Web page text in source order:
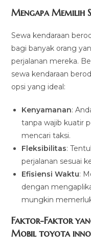
Mengapa Memilih
Sewa kendaraan
bagi banyak orang
perjalanan mereka.
sewa kendaraan
opsi yang ideal:
Kenyamanan:
tanpa wajib kuatir
mencari taksi.
Fleksibilitas:
perjalanan sesuai
Efisiensi Waktu:
dengan
mungkin
Faktor-Faktor
Mobil toyota